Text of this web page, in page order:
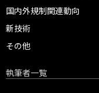
国内外規制関連動向
新技術
その他
執筆者一覧